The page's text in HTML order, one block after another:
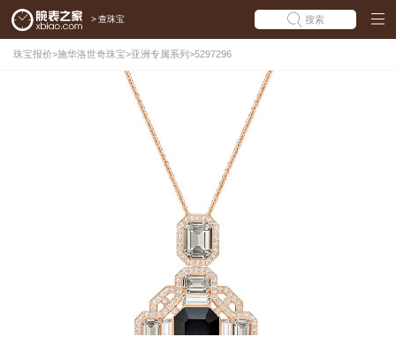
> 查珠宝 搜索
珠宝报价>施华洛世奇珠宝>亚洲专属系列 >5297296